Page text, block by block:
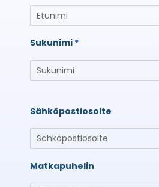
Sukunimi
Sähköpostiosoite
Matkapuhelin